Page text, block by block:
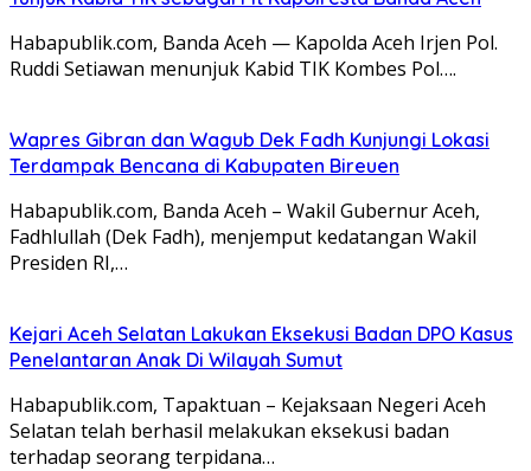
Habapublik.com, Banda Aceh — Kapolda Aceh Irjen Pol.
Ruddi Setiawan menunjuk Kabid TIK Kombes Pol….
Wapres Gibran dan Wagub Dek Fadh Kunjungi Lokasi
Terdampak Bencana di Kabupaten Bireuen
Habapublik.com, Banda Aceh – Wakil Gubernur Aceh,
Fadhlullah (Dek Fadh), menjemput kedatangan Wakil
Presiden RI,…
Kejari Aceh Selatan Lakukan Eksekusi Badan DPO Kasus
Penelantaran Anak Di Wilayah Sumut
Habapublik.com, Tapaktuan – Kejaksaan Negeri Aceh
Selatan telah berhasil melakukan eksekusi badan
terhadap seorang terpidana…